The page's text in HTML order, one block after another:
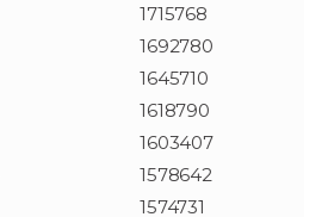
1715768
1692780
1645710
1618790
1603407
1578642
1574731